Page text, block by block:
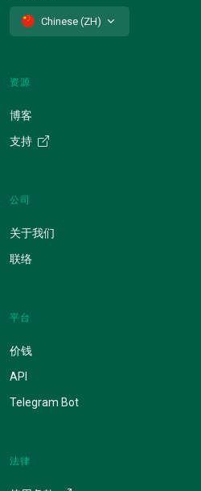
Chinese (ZH)
资源
博客
支持
公司
关于我们
联络
平台
价钱
API
Telegram Bot
法律